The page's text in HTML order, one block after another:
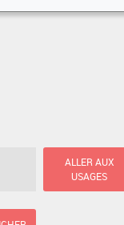
ALLER AUX
USAGES